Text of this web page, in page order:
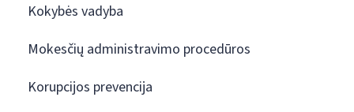
Kokybės vadyba
Mokesčių administravimo procedūros
Korupcijos prevencija